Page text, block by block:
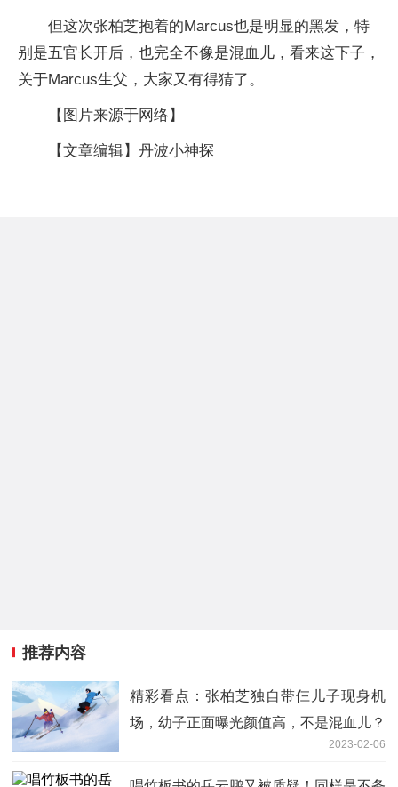
但这次张柏芝抱着的Marcus也是明显的黑发，特
别是五官长开后，也完全不像是混血儿，看来这下子，
关于Marcus生父，大家又有得猜了。
【图片来源于网络】
【文章编辑】丹波小神探
推荐内容
精彩看点：张柏芝独自带仨儿子现身机
场，幼子正面曝光颜值高，不是混血儿？
2023-02-06